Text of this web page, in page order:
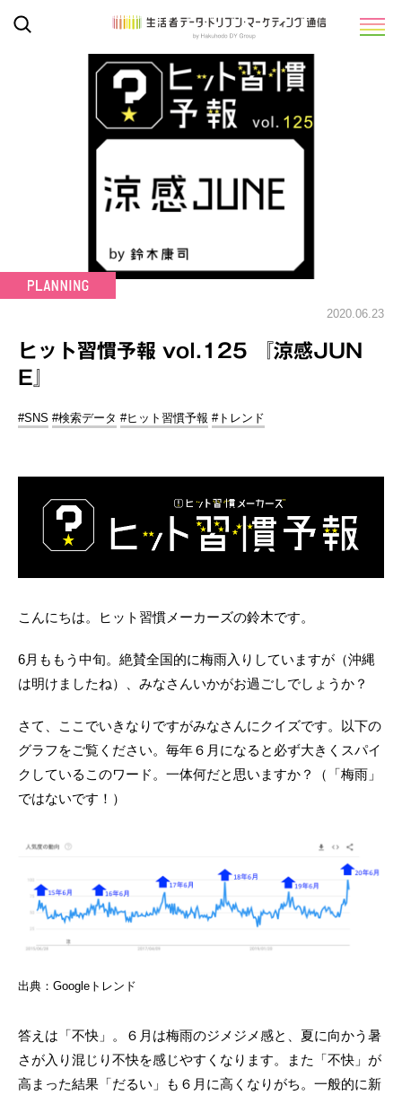
2020.06.23
ヒット習慣予報 vol.125 『涼感JUN
E』
#SNS #検索データ #ヒット習慣予報 #トレンド
こんにちは。ヒット習慣メーカーズの鈴木です。
6月ももう中旬。絶賛全国的に梅雨入りしていますが（沖縄
は明けましたね）、みなさんいかがお過ごしでしょうか？
さて、ここでいきなりですがみなさんにクイズです。以下の
グラフをご覧ください。毎年６月になると必ず大きくスパイ
クしているこのワード。一体何だと思いますか？（「梅雨」
ではないです！）
出典：Googleトレンド
答えは「不快」。６月は梅雨のジメジメ感と、夏に向かう暑
さが入り混じり不快を感じやすくなります。また「不快」が
高まった結果「だるい」も６月に高くなりがち。一般的に新